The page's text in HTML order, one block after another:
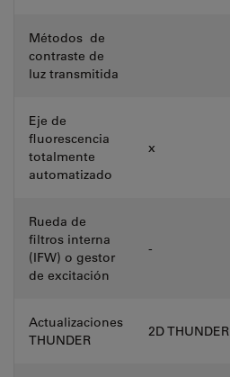
Métodos de
contraste de
luz transmitida
Eje de
fluorescencia
totalmente
automatizado
x
Rueda de
filtros interna
(IFW) o gestor
de excitación
-
Actualizaciones
THUNDER
2D THUNDER